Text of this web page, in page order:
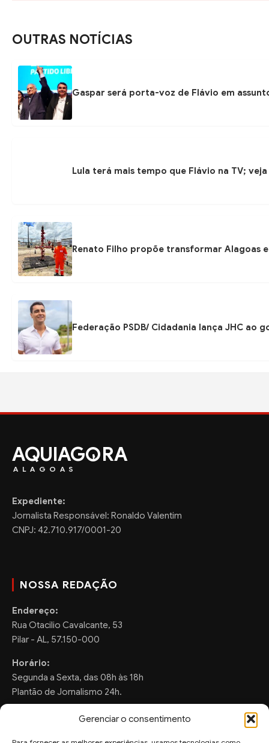
Gerenciar o consentimento
OUTRAS NOTÍCIAS
Gaspar será porta-voz de Flávio em
Lula terá mais tempo que Flávio na TV;
Renato Filho propõe transformar Alagoas
Federação PSDB/ Cidadania lança JHC ao
AQUIAG RA
ALAGOAS
Expediente:
Jornalista Responsável: Ronaldo Valentim
CNPJ: 42.710.917/0001-20
NOSSA REDAÇÃO
Endereço:
Rua Otacilio Cavalcante, 53
Pilar - AL, 57.150-000
Horário:
Segunda a Sexta, das 08h às 18h
Plantão de Jornalismo 24h.